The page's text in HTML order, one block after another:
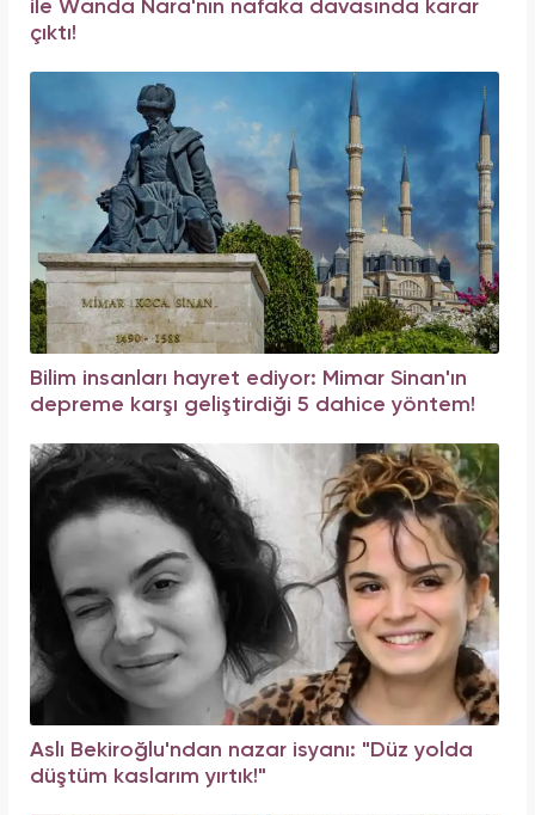
ile Wanda Nara'nın nafaka davasında karar
çıktı!
Bilim insanları hayret ediyor: Mimar Sinan'ın
depreme karşı geliştirdiği 5 dahice yöntem!
Aslı Bekiroğlu'ndan nazar isyanı: "Düz yolda
düştüm kaslarım yırtık!"